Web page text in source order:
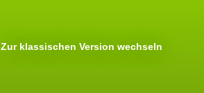
Zur klassischen Version wechseln